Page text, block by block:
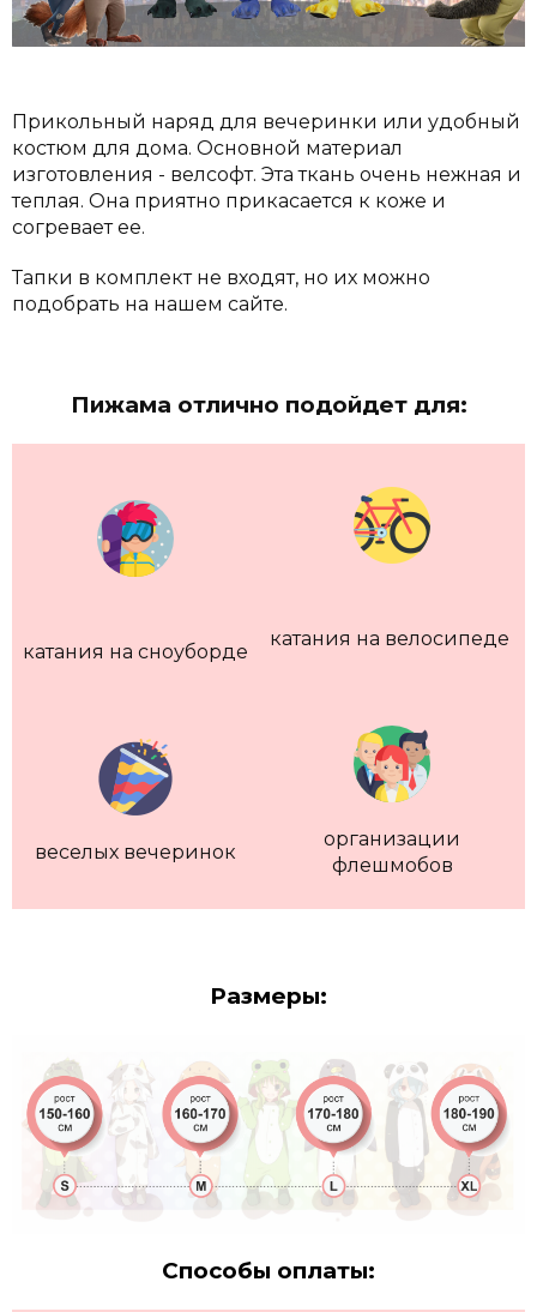
Прикольный наряд для вечеринки или удобный
костюм для дома. Основной материал
изготовления - велсофт. Эта ткань очень нежная и
теплая. Она приятно прикасается к коже и
согревает ее.
Тапки в комплект не входят, но их можно
подобрать на нашем сайте.
Пижама отлично подойдет для:
катания на сноуборде
катания на велосипеде
веселых вечеринок
организации
флешмобов
Размеры:
Способы оплаты: